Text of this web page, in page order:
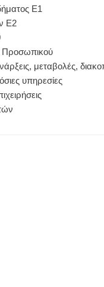
Ε1
Ε2
Προσωπικού
μεταβολές,
υπηρεσίες